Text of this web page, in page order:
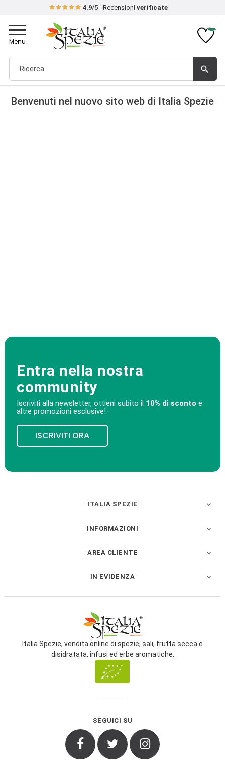
4.9/5 - Recensioni verificate
search
Toggle
navigation
Menu
Benvenuti nel nuovo sito web di Italia Spezie
Entra nella nostra
community
Iscriviti alla newsletter, ottieni subito il 10% di sconto e
altre promozioni esclusive!
ISCRIVITI ORA
ITALIA SPEZIE 
INFORMAZIONI 
AREA CLIENTE 
IN EVIDENZA 
Italia Spezie, vendita online di spezie, sali, frutta secca e
disidratata, infusi ed erbe aromatiche.
SEGUICI SU
Facebook Twitter Instagram